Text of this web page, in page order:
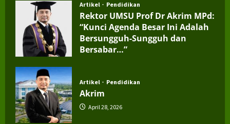
Artikel Pendidikan
Rektor UMSU Prof Dr Akrim MPd:
“Kunci Agenda Besar Ini Adalah
Bersungguh-Sungguh dan
Bersabar…”
Artikel Pendidikan
Akrim
April 28, 2026